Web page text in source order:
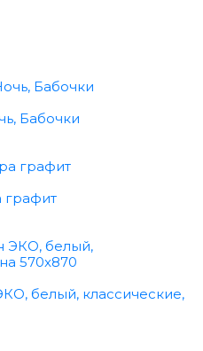
Бабочки
графит
белый, классические,